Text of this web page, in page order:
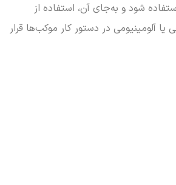
شود و به‌جای آن، استفاده از
یا آلومینیومی در دستور کار موکب‌ها قرار